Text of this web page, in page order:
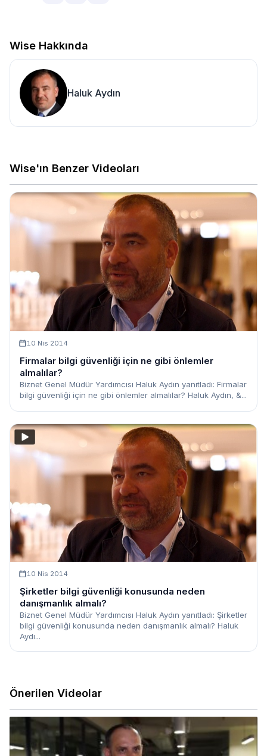
Wise Hakkında
Haluk Aydın
Wise'ın Benzer Videoları
10 Nis 2014
Firmalar bilgi güvenliği için ne gibi önlemler
almalılar?
Biznet Genel Müdür Yardımcısı Haluk Aydın yanıtladı: Firmalar
bilgi güvenliği için ne gibi önlemler almalılar? Haluk Aydın, &...
10 Nis 2014
Şirketler bilgi güvenliği konusunda neden
danışmanlık almalı?
Biznet Genel Müdür Yardımcısı Haluk Aydın yanıtladı: Şirketler
bilgi güvenliği konusunda neden danışmanlık almalı? Haluk
Aydı...
Önerilen Videolar